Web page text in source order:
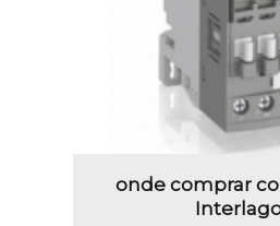
onde comprar